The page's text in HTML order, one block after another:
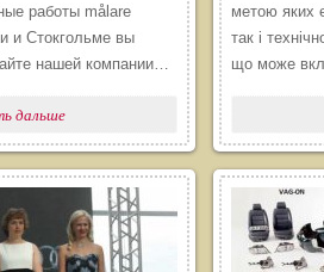
работы målare
и Стокгольме вы
нашей компании…
дальше
метою яких
так і
що може